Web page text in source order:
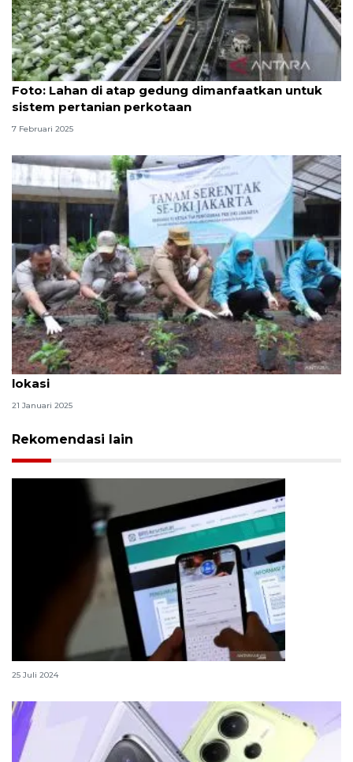
Foto
Foto: Lahan di atap gedung dimanfaatkan untuk
sistem pertanian perkotaan
7 Februari 2025
Jaktim kembangkan pertanian perkotaan di 147
lokasi
21 Januari 2025
Rekomendasi lain
Cara aktifkan KIS lewat aplikasi JKN Mobile
25 Juli 2024